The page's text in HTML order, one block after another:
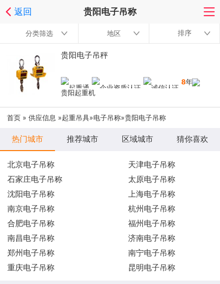
返回 贵阳电子吊称
分类筛选 地区 排序
贵阳电子吊秤
8年
贵阳起重机
首页 » 供应信息 »起重吊具»电子吊称»贵阳电子吊称
热门城市 推荐城市 区域城市 猜你喜欢
北京电子吊称
天津电子吊称
石家庄电子吊称
太原电子吊称
沈阳电子吊称
上海电子吊称
南京电子吊称
杭州电子吊称
合肥电子吊称
福州电子吊称
南昌电子吊称
济南电子吊称
郑州电子吊称
南宁电子吊称
重庆电子吊称
昆明电子吊称